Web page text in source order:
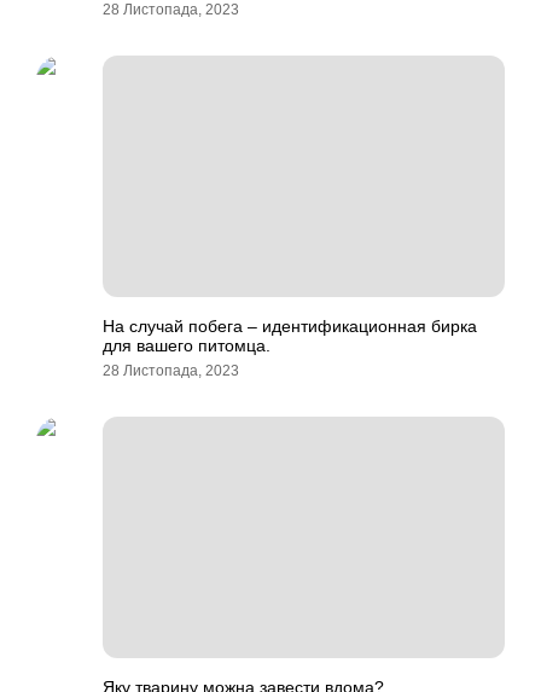
28 Листопада, 2023
На случай побега – идентификационная бирка
для вашего питомца.
28 Листопада, 2023
Яку тварину можна завести вдома?